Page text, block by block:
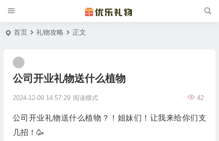
首页 礼物攻略 正文
公司开业礼物送什么植物
2024-12-09 14:57:29 42
阅读模式
公司开业礼物送什么植物？！姐妹们！让我来给你们支
几招！🥳